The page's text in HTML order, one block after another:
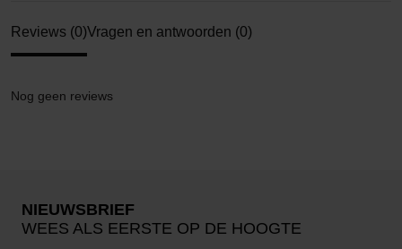
Reviews (0)Vragen en antwoorden (0)
Nog geen reviews
NIEUWSBRIEF
WEES ALS EERSTE OP DE HOOGTE